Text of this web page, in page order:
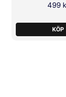
499
KÖP